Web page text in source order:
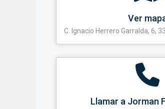
Ver
C. Ignacio Herrero Garralda, 6,
Llamar a Jorman